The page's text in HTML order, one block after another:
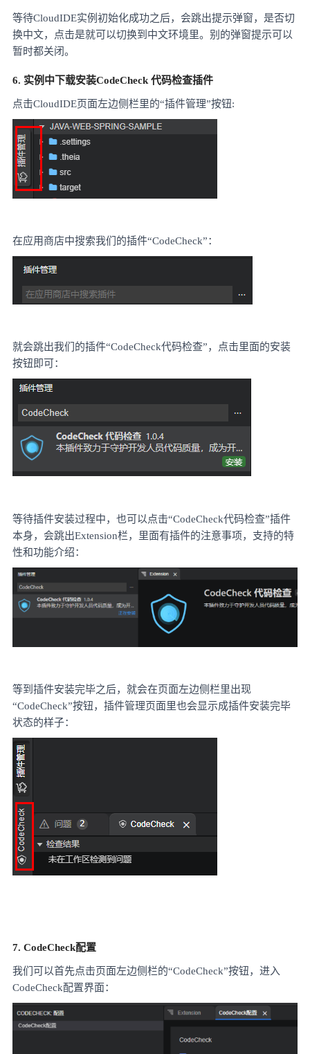
等待CloudIDE实例初始化成功之后，会跳出提示弹窗，是否切
换中文，点击是就可以切换到中文环境里。别的弹窗提示可以
暂时都关闭。
6. 实例中下载安装CodeCheck 代码检查插件
点击CloudIDE页面左边侧栏里的“插件管理”按钮:
在应用商店中搜索我们的插件“CodeCheck”：
就会跳出我们的插件“CodeCheck代码检查”，点击里面的安装
按钮即可：
等待插件安装过程中，也可以点击“CodeCheck代码检查”插件
本身，会跳出Extension栏，里面有插件的注意事项，支持的特
性和功能介绍：
等到插件安装完毕之后，就会在页面左边侧栏里出现
“CodeCheck”按钮，插件管理页面里也会显示成插件安装完毕
状态的样子：
7. CodeCheck配置
我们可以首先点击页面左边侧栏的“CodeCheck”按钮，进入
CodeCheck配置界面：